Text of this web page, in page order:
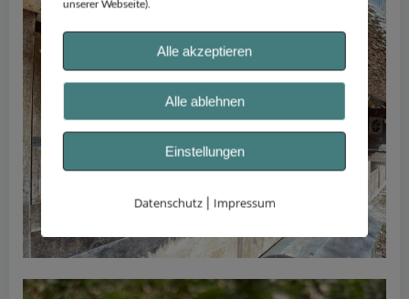
unserer Webseite).
Alle akzeptieren
Alle ablehnen
Einstellungen
Datenschutz| Impressum